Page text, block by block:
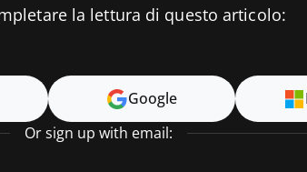
la lettura di questo articolo:
Google
Or sign up with email: